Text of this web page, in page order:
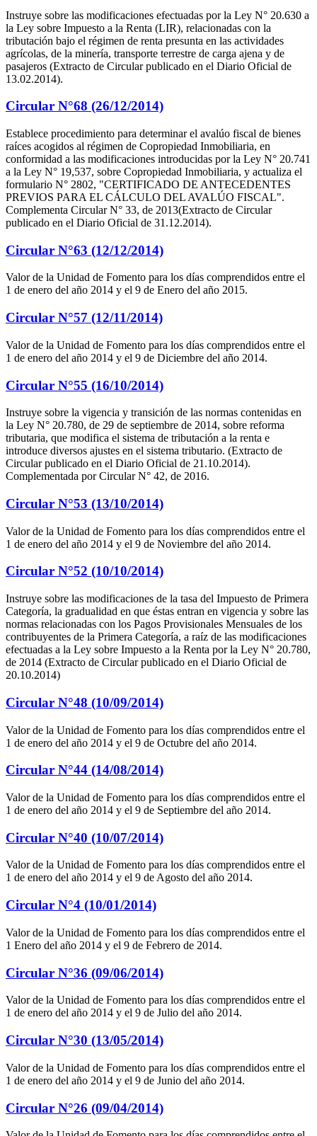
Instruye sobre las modificaciones efectuadas por la Ley N° 20.630 a
la Ley sobre Impuesto a la Renta (LIR), relacionadas con la
tributación bajo el régimen de renta presunta en las actividades
agrícolas, de la minería, transporte terrestre de carga ajena y de
pasajeros (Extracto de Circular publicado en el Diario Oficial de
13.02.2014).
Circular N°68 (26/12/2014)
Establece procedimiento para determinar el avalúo fiscal de bienes
raíces acogidos al régimen de Copropiedad Inmobiliaria, en
conformidad a las modificaciones introducidas por la Ley N° 20.741
a la Ley N° 19,537, sobre Copropiedad Inmobiliaria, y actualiza el
formulario N° 2802, "CERTIFICADO DE ANTECEDENTES
PREVIOS PARA EL CÁLCULO DEL AVALÚO FISCAL".
Complementa Circular N° 33, de 2013(Extracto de Circular
publicado en el Diario Oficial de 31.12.2014).
Circular N°63 (12/12/2014)
Valor de la Unidad de Fomento para los días comprendidos entre el
1 de enero del año 2014 y el 9 de Enero del año 2015.
Circular N°57 (12/11/2014)
Valor de la Unidad de Fomento para los días comprendidos entre el
1 de enero del año 2014 y el 9 de Diciembre del año 2014.
Circular N°55 (16/10/2014)
Instruye sobre la vigencia y transición de las normas contenidas en
la Ley N° 20.780, de 29 de septiembre de 2014, sobre reforma
tributaria, que modifica el sistema de tributación a la renta e
introduce diversos ajustes en el sistema tributario. (Extracto de
Circular publicado en el Diario Oficial de 21.10.2014).
Complementada por Circular N° 42, de 2016.
Circular N°53 (13/10/2014)
Valor de la Unidad de Fomento para los días comprendidos entre el
1 de enero del año 2014 y el 9 de Noviembre del año 2014.
Circular N°52 (10/10/2014)
Instruye sobre las modificaciones de la tasa del Impuesto de Primera
Categoría, la gradualidad en que éstas entran en vigencia y sobre las
normas relacionadas con los Pagos Provisionales Mensuales de los
contribuyentes de la Primera Categoría, a raíz de las modificaciones
efectuadas a la Ley sobre Impuesto a la Renta por la Ley N° 20.780,
de 2014 (Extracto de Circular publicado en el Diario Oficial de
20.10.2014)
Circular N°48 (10/09/2014)
Valor de la Unidad de Fomento para los días comprendidos entre el
1 de enero del año 2014 y el 9 de Octubre del año 2014.
Circular N°44 (14/08/2014)
Valor de la Unidad de Fomento para los días comprendidos entre el
1 de enero del año 2014 y el 9 de Septiembre del año 2014.
Circular N°40 (10/07/2014)
Valor de la Unidad de Fomento para los días comprendidos entre el
1 de enero del año 2014 y el 9 de Agosto del año 2014.
Circular N°4 (10/01/2014)
Valor de la Unidad de Fomento para los días comprendidos entre el
1 Enero del año 2014 y el 9 de Febrero de 2014.
Circular N°36 (09/06/2014)
Valor de la Unidad de Fomento para los días comprendidos entre el
1 de enero del año 2014 y el 9 de Julio del año 2014.
Circular N°30 (13/05/2014)
Valor de la Unidad de Fomento para los días comprendidos entre el
1 de enero del año 2014 y el 9 de Junio del año 2014.
Circular N°26 (09/04/2014)